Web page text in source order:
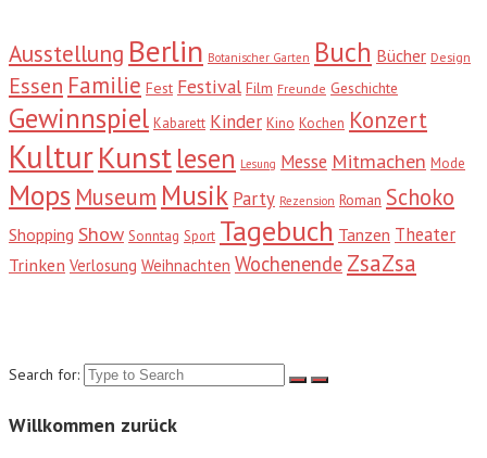
Ausstellung Berlin Botanischer Garten Buch Bücher Design
Essen Familie Fest Festival Film Freunde Geschichte
Gewinnspiel Kabarett Kinder Kino Kochen Konzert
KulturKunstlesen Lesung Messe Mitmachen Mode
Mops Museum Musik Party Rezension Roman Schoko
Shopping Show Sonntag Sport Tagebuch Tanzen Theater
Trinken Verlosung Weihnachten Wochenende ZsaZsa
Search for:
Willkommen zurück